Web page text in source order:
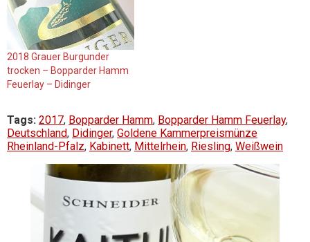
2018 Grauer Burgunder
trocken – Bopparder Hamm
Feuerlay – Didinger
Tags: 2017, Bopparder Hamm, Bopparder Hamm Feuerlay,
Deutschland, Didinger, Goldene Kammerpreismünze
Rheinland-Pfalz, Kabinett, Mittelrhein, Riesling, Weißwein